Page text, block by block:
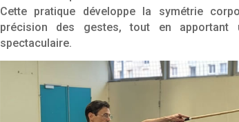
Cette pratique développe la symétrie
précision des gestes, tout en apportant
spectaculaire.